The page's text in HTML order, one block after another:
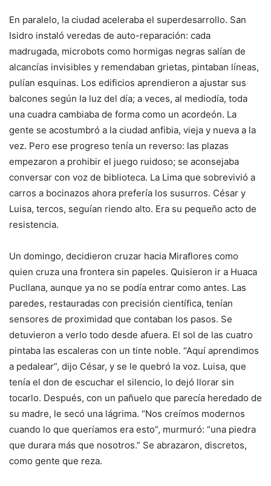
En paralelo, la ciudad aceleraba el superdesarrollo. San
Isidro instaló veredas de auto-reparación: cada
madrugada, microbots como hormigas negras salían de
alcancías invisibles y remendaban grietas, pintaban líneas,
pulían esquinas. Los edificios aprendieron a ajustar sus
balcones según la luz del día; a veces, al mediodía, toda
una cuadra cambiaba de forma como un acordeón. La
gente se acostumbró a la ciudad anfibia, vieja y nueva a la
vez. Pero ese progreso tenía un reverso: las plazas
empezaron a prohibir el juego ruidoso; se aconsejaba
conversar con voz de biblioteca. La Lima que sobrevivió a
carros a bocinazos ahora prefería los susurros. César y
Luisa, tercos, seguían riendo alto. Era su pequeño acto de
resistencia.
Un domingo, decidieron cruzar hacia Miraflores como
quien cruza una frontera sin papeles. Quisieron ir a Huaca
Pucllana, aunque ya no se podía entrar como antes. Las
paredes, restauradas con precisión científica, tenían
sensores de proximidad que contaban los pasos. Se
detuvieron a verlo todo desde afuera. El sol de las cuatro
pintaba las escaleras con un tinte noble. “Aquí aprendimos
a pedalear”, dijo César, y se le quebró la voz. Luisa, que
tenía el don de escuchar el silencio, lo dejó llorar sin
tocarlo. Después, con un pañuelo que parecía heredado de
su madre, le secó una lágrima. “Nos creímos modernos
cuando lo que queríamos era esto”, murmuró: “una piedra
que durara más que nosotros.” Se abrazaron, discretos,
como gente que reza.